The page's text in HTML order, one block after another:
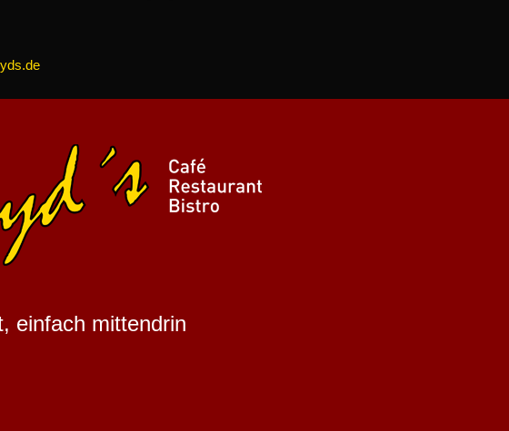
einfach mittendrin